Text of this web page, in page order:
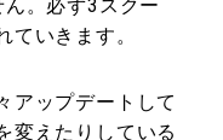
。必ず3スクー
ていきます。
アップデートして
変えたりしている